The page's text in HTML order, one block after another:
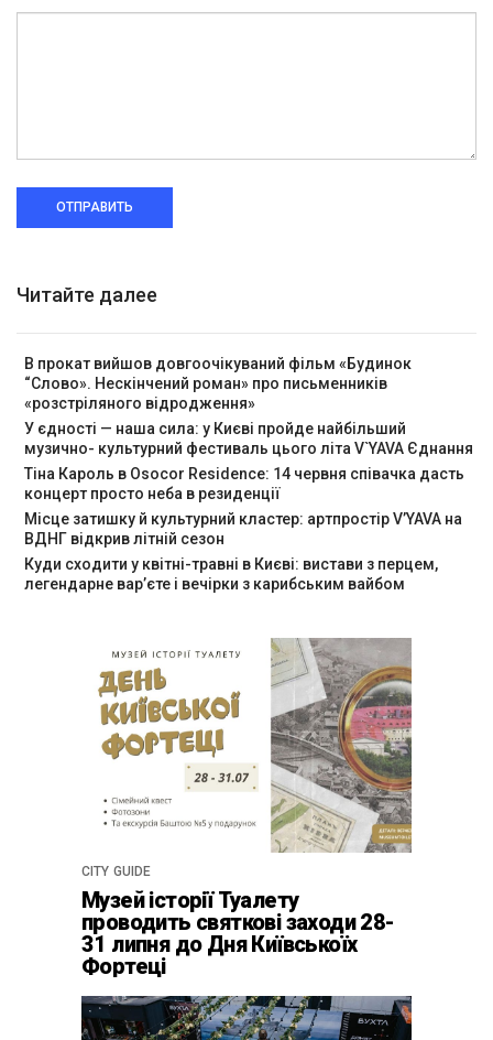
ОТПРАВИТЬ
Читайте далее
В прокат вийшов довгоочікуваний фільм «Будинок
“Слово». Нескінчений роман» про письменників
«розстріляного відродження»
У єдності — наша сила: у Києві пройде найбільший
музично- культурний фестиваль цього літа V`YAVA Єднання
Тіна Кароль в Osocor Residence: 14 червня співачка дасть
концерт просто неба в резиденції
Місце затишку й культурний кластер: артпростір V’YAVA на
ВДНГ відкрив літній сезон
Куди сходити у квітні-травні в Києві: вистави з перцем,
легендарне вар’єте і вечірки з карибським вайбом
CITY GUIDE
Музей історії Туалету
проводить святкові заходи 28-
31 липня до Дня Київськоїх
Фортеці